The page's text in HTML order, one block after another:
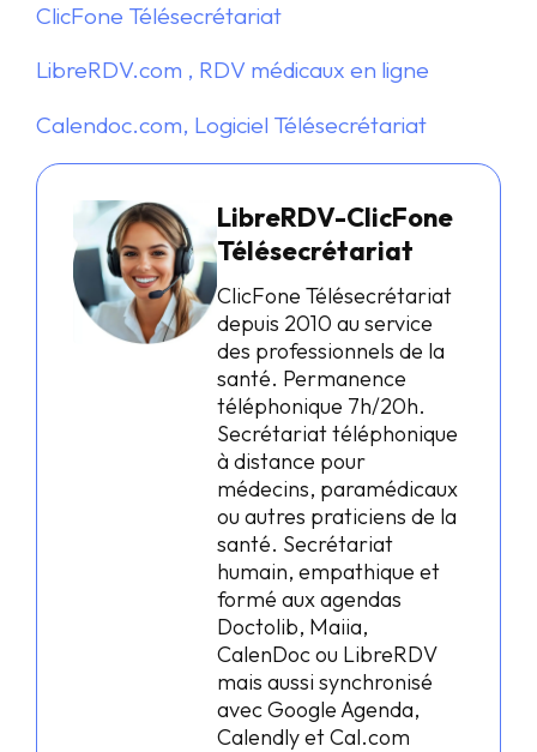
ClicFone Télésecrétariat
LibreRDV.com , RDV médicaux en ligne
Calendoc.com, Logiciel Télésecrétariat
LibreRDV-ClicFone
Télésecrétariat
ClicFone Télésecrétariat
depuis 2010 au service
des professionnels de la
santé. Permanence
téléphonique 7h/20h.
Secrétariat téléphonique
à distance pour
médecins, paramédicaux
ou autres praticiens de la
santé. Secrétariat
humain, empathique et
formé aux agendas
Doctolib, Maiia,
CalenDoc ou LibreRDV
mais aussi synchronisé
avec Google Agenda,
Calendly et Cal.com